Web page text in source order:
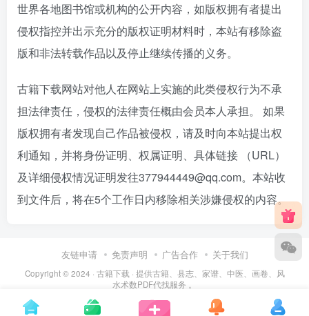
世界各地图书馆或机构的公开内容，如版权拥有者提出
侵权指控并出示充分的版权证明材料时，本站有移除盗
版和非法转载作品以及停止继续传播的义务。
古籍下载网站对他人在网站上实施的此类侵权行为不承
担法律责任，侵权的法律责任概由会员本人承担。 如果
版权拥有者发现自己作品被侵权，请及时向本站提出权
利通知，并将身份证明、权属证明、具体链接 （URL）
及详细侵权情况证明发往377944449@qq.com。本站收
到文件后，将在5个工作日内移除相关涉嫌侵权的内容。
友链申请 免责声明 广告合作 关于我们
Copyright © 2024 · 古籍下载 · 提供古籍、县志、家谱、中医、画卷、风
水术数PDF代找服务 。